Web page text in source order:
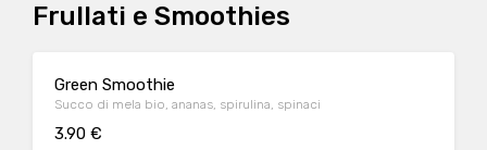
Frullati e Smoothies
Green Smoothie
Succo di mela bio, ananas, spirulina, spinaci
3.90 €